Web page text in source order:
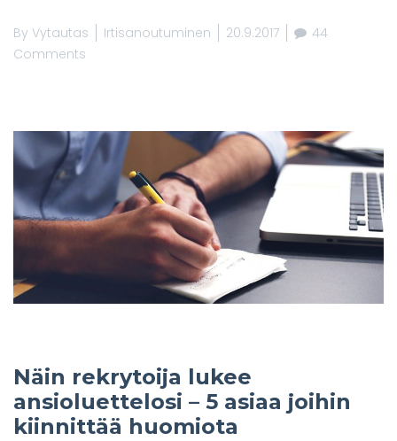
By Vytautas Irtisanoutuminen 20.9.2017
44
Comments
Näin rekrytoija lukee
ansioluettelosi – 5 asiaa joihin
kiinnittää huomiota